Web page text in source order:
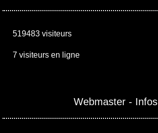
519483 visiteurs
7 visiteurs en ligne
Webmaster - Infos